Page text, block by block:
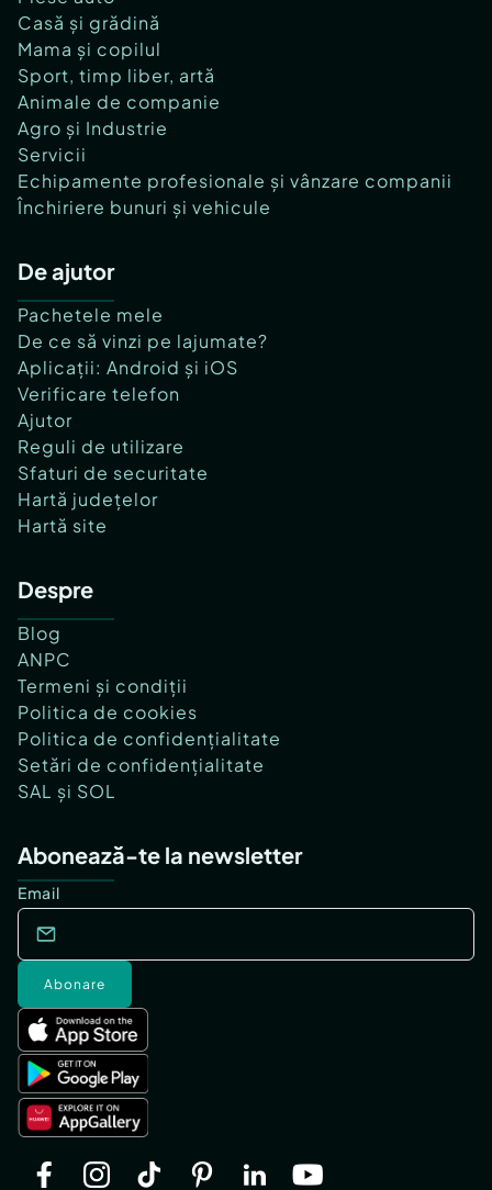
Casă și grădină
Mama și copilul
Sport, timp liber, artă
Animale de companie
Agro și Industrie
Servicii
Echipamente profesionale și vânzare companii
Închiriere bunuri și vehicule
De ajutor
Pachetele mele
De ce să vinzi pe lajumate?
Aplicații: Android și iOS
Verificare telefon
Ajutor
Reguli de utilizare
Sfaturi de securitate
Hartă județelor
Hartă site
Despre
Blog
ANPC
Termeni și condiții
Politica de cookies
Politica de confidențialitate
Setări de confidențialitate
SAL și SOL
Abonează-te la newsletter
Email
Abonare